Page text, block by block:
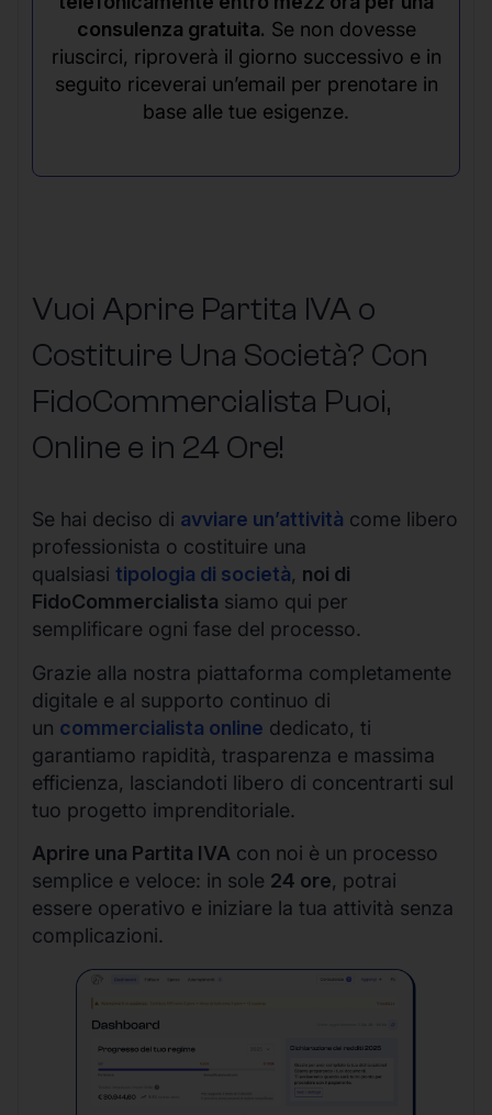
consulenza gratuita. Se non dovesse
riuscirci, riproverà il giorno successivo e in
seguito riceverai un’email per prenotare in
base alle tue esigenze.
Vuoi Aprire Partita IVA o
Costituire Una Società? Con
FidoCommercialista Puoi,
Online e in 24 Ore!
Se hai deciso di avviare un’attività come libero
professionista o costituire una
qualsiasi tipologia di società, noi di
FidoCommercialista siamo qui per
semplificare ogni fase del processo.
Grazie alla nostra piattaforma completamente
digitale e al supporto continuo di
un commercialista online dedicato, ti
garantiamo rapidità, trasparenza e massima
efficienza, lasciandoti libero di concentrarti sul
tuo progetto imprenditoriale.
Aprire una Partita IVA con noi è un processo
semplice e veloce: in sole 24 ore, potrai
essere operativo e iniziare la tua attività senza
complicazioni.